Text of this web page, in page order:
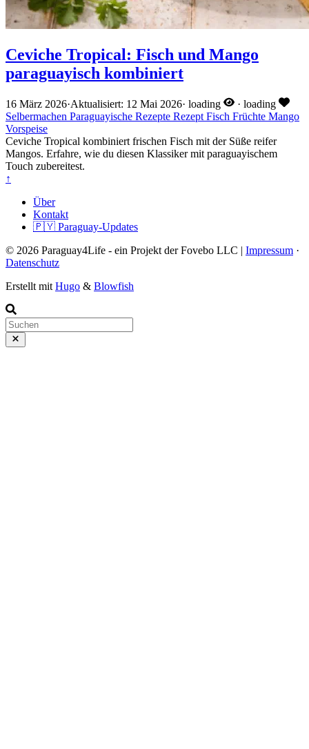
Ceviche Tropical: Fisch und Mango
paraguayisch kombiniert
16 März 2026·Aktualisiert: 12 Mai 2026· loading · loading
Selbermachen Paraguayische Rezepte Rezept Fisch Früchte Mango
Vorspeise
Ceviche Tropical kombiniert frischen Fisch mit der Süße reifer
Mangos. Erfahre, wie du diesen Klassiker mit paraguayischem
Touch zubereitest.
↑
Über
Kontakt
🇵🇾 Paraguay-Updates
© 2026 Paraguay4Life - ein Projekt der Fovebo LLC | Impressum ·
Datenschutz
Erstellt mit Hugo & Blowfish